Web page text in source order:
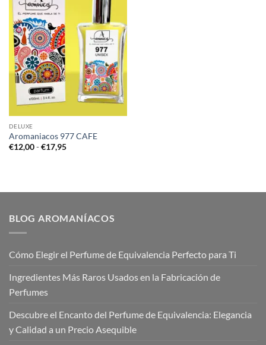
DELUXE
Aromaniacos 977 CAFE
€12,00 - €17,95Rango
€17,95
BLOG AROMANÍACOS
Cómo Elegir el Perfume de Equivalencia Perfecto para Ti
Ingredientes Más Raros Usados en la Fabricación de
Perfumes
Descubre el Encanto del Perfume de Equivalencia: Elegancia
y Calidad a un Precio Asequible